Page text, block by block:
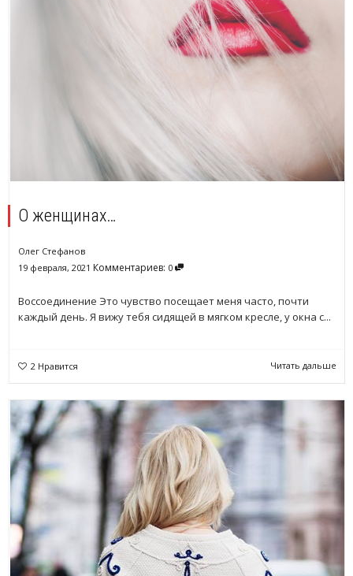
О женщинах…
Олег Стефанов
19 февраля, 2021 Комментариев: 0
Воссоединение Это чувство посещает меня часто, почти
каждый день. Я вижу тебя сидящей в мягком кресле, у окна с...
2 Нравится Читать дальше